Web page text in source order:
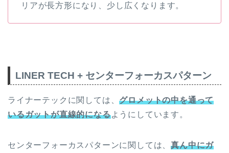
リアが長方形になり、少し広くなります。
LINER TECH + センターフォーカスパターン
ライナーテックに関しては、グロメットの中を通って
いるガットが直線的になるようにしています。
センターフォーカスパターンに関しては、真ん中にガ